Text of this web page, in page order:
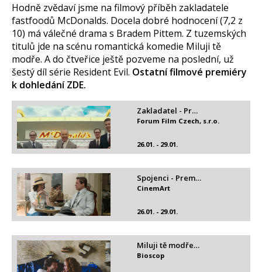
Hodně zvědaví jsme na filmový příběh zakladatele
fastfoodů McDonalds. Docela dobré hodnocení (7,2 z
10) má válečné drama s Bradem Pittem. Z tuzemských
titulů jde na scénu romantická komedie Miluji tě
modře. A do čtveřice ještě pozveme na poslední, už
šestý díl série Resident Evil. Ostatní filmové premiéry
k dohledání ZDE.
Zakladatel - Pr…
26.01. - 29.01.
Forum Film Czech, s.r.o.
Spojenci - Prem…
26.01. - 29.01.
CinemArt
Miluji tě modře…
Bioscop